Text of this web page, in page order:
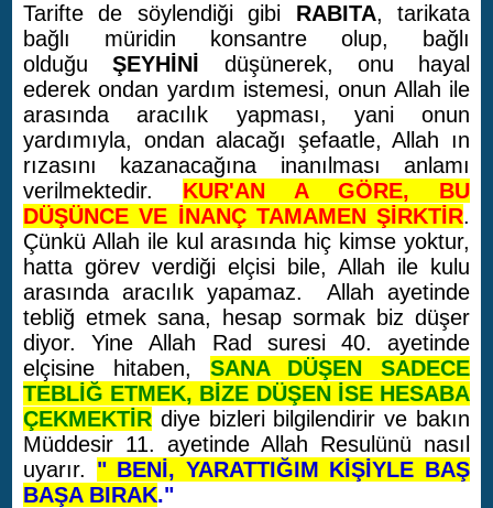
Tarifte de söylendiği gibi RABITA, tarikata
bağlı müridin konsantre olup, bağlı
olduğuŞEYHİNİ düşünerek, onu hayal
ederek ondan yardım istemesi, onun Allah ile
arasında aracılık yapması, yani onun
yardımıyla, ondan alacağı şefaatle, Allah ın
rızasını kazanacağına inanılması anlamı
verilmektedir. KUR'AN A GÖRE, BU
DÜŞÜNCE VE İNANÇ TAMAMEN ŞİRKTİR.
Çünkü Allah ile kul arasında hiç kimse yoktur,
hatta görev verdiği elçisi bile, Allah ile kulu
arasında aracılık yapamaz. Allah ayetinde
tebliğ etmek sana, hesap sormak biz düşer
diyor. YineAllah Rad suresi 40. ayetinde
elçisine hitaben, SANA DÜŞEN SADECE
TEBLİĞ ETMEK, BİZE DÜŞEN İSE HESABA
ÇEKMEKTİR diye bizleri bilgilendirir ve bakın
Müddesir 11. ayetinde Allah Resulünü nasıl
uyarır. " BENİ, YARATTIĞIM KİŞİYLE BAŞ
BAŞA BIRAK."